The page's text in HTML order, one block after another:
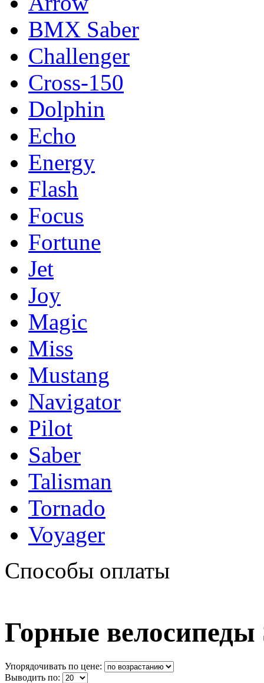
BMX Saber
Challenger
Cross-150
Dolphin
Echo
Energy
Flash
Focus
Fortune
Jet
Joy
Magic
Miss
Mustang
Navigator
Pilot
Saber
Talisman
Tornado
Voyager
Способы оплаты
Горные велосипеды
Упорядочивать по цене:
Выводить по: